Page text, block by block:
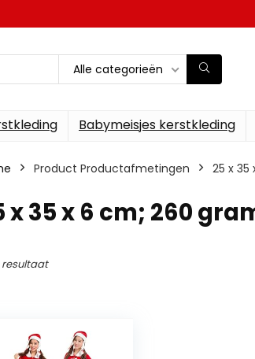
Alle categorieën
Babymeisjes kerstkleding
Product Productafmetingen ‎25 x
x 35 x 6 cm; 260
resultaat